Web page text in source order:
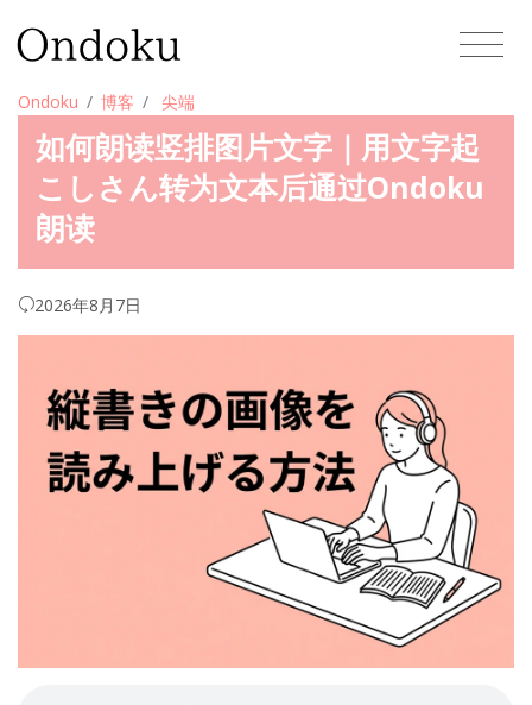
Ondoku 博客 尖端
如何朗读竖排图片文字｜用文字起
こしさん转为文本后通过Ondoku
朗读
2026年8月7日